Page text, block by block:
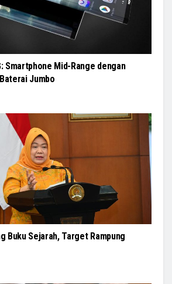
Smartphone Mid-Range dengan
Jumbo
Buku Sejarah, Target Rampung